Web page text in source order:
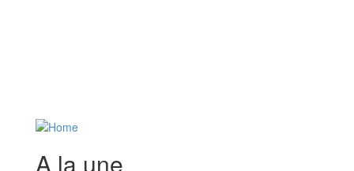
A la une